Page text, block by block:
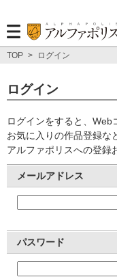
TOP > ログイン
ログイン
ログインをすると、Web
お気に入りの作品登録な
アルファポリスへの登録
メールアドレス
パスワード